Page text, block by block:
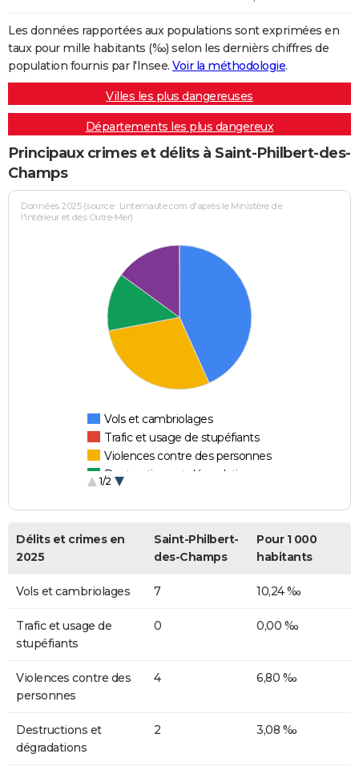
Les données rapportées aux populations sont exprimées en
taux pour mille habitants (‰) selon les dernièrs chiffres de
population fournis par l'Insee. Voir la méthodologie.
Villes les plus dangereuses
Départements les plus dangereux
Principaux crimes et délits à Saint-Philbert-des-
Champs
Données 2025 (source : Linternaute.com d'après le Ministère de
l'Intérieur et des Outre-Mer)
Vols et cambriolages
Trafic et usage de stupéfiants
Violences contre des personnes
Destructions et dégradations
1/2
Délits et crimes en
2025
Saint-Philbert-
des-Champs
Pour 1 000
habitants
Vols et cambriolages 7 10,24 ‰
Trafic et usage de
stupéfiants
0 0,00 ‰
Violences contre des
personnes
4 6,80 ‰
Destructions et
dégradations
2 3,08 ‰